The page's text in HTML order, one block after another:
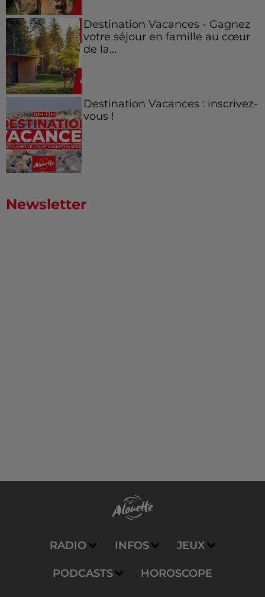
Destination Vacances - Gagnez
votre séjour en famille au cœur
de la...
Destination Vacances : inscrivez-
vous !
Newsletter
RADIO INFOS JEUX
PODCASTS HOROSCOPE